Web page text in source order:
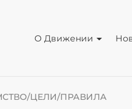
О Движении
ЦЕЛИ/ПРАВИЛА